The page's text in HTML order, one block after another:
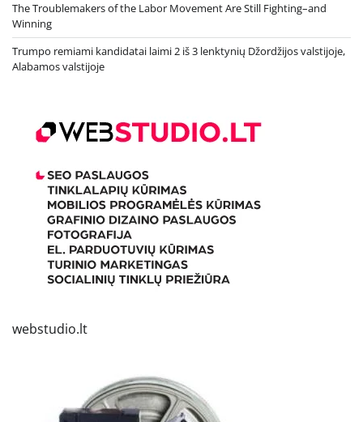
The Troublemakers of the Labor Movement Are Still Fighting–and
Winning
Trumpo remiami kandidatai laimi 2 iš 3 lenktynių Džordžijos valstijoje,
Alabamos valstijoje
webstudio.lt